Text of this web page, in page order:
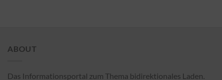
ABOUT
Das Informationsportal zum Thema bidirektionales Laden.